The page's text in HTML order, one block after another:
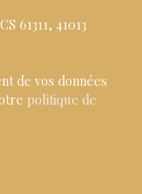
61311, 41013
de vos données
politique de